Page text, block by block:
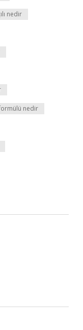
nedir
nedir